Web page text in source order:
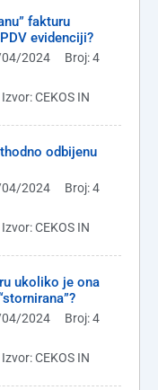
fakturu
evidenciji?
04/2024
Broj: 4
Izvor: CEKOS IN
odbijenu
04/2024
Broj: 4
Izvor: CEKOS IN
ukoliko je ona
04/2024
Broj: 4
Izvor: CEKOS IN